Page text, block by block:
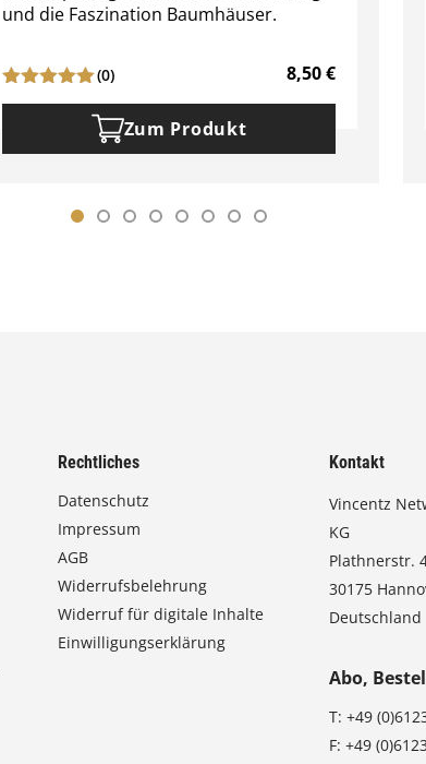
und die Faszination Baumhäuser.
(0) 8,50€
Zum Produkt
Rechtliches
Datenschutz
Impressum
AGB
Widerrufsbelehrung
Widerruf für digitale Inhalte
Einwilligungserklärung
Kontakt
Vincentz
KG
Plathnerstr.
30175
Deutschland
Abo,
T:+49
F:+49